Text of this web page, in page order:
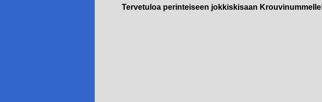
Tervetuloa perinteiseen jokkiskisaan